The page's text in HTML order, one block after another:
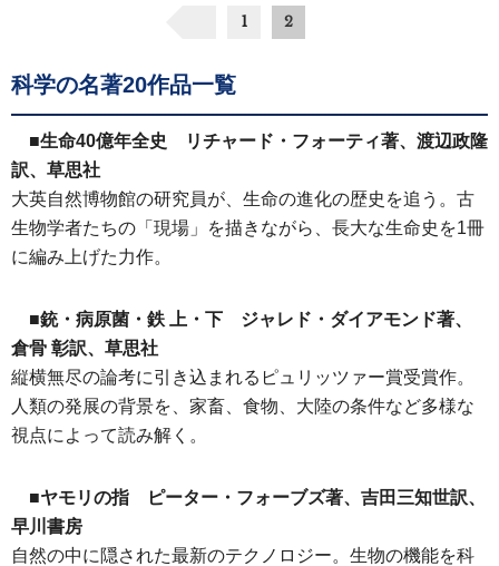
1 2
科学の名著20作品一覧
■生命40億年全史 リチャード・フォーティ著、渡辺政隆
訳、草思社
大英自然博物館の研究員が、生命の進化の歴史を追う。古
生物学者たちの「現場」を描きながら、長大な生命史を1冊
に編み上げた力作。
■銃・病原菌・鉄 上・下 ジャレド・ダイアモンド著、
倉骨 彰訳、草思社
縦横無尽の論考に引き込まれるピュリッツァー賞受賞作。
人類の発展の背景を、家畜、食物、大陸の条件など多様な
視点によって読み解く。
■ヤモリの指 ピーター・フォーブズ著、吉田三知世訳、
早川書房
自然の中に隠された最新のテクノロジー。生物の機能を科